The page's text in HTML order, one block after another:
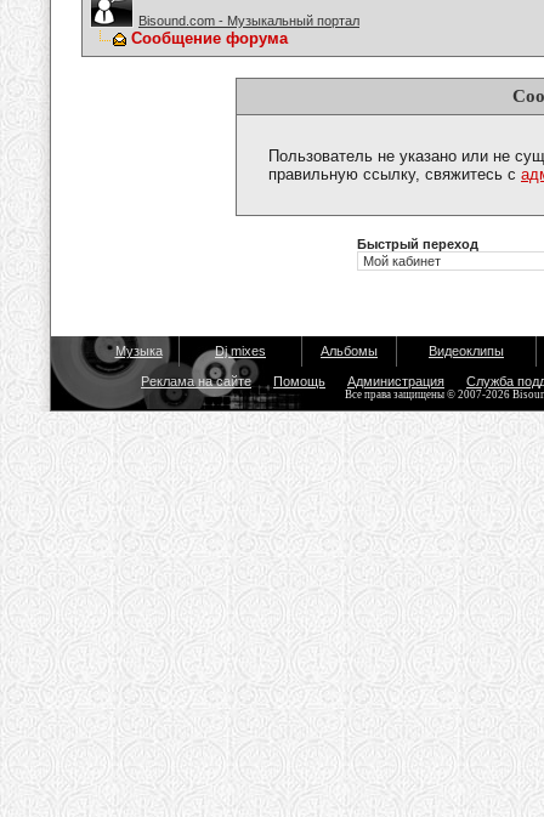
Bisound.com - Музыкальный портал
Сообщение форума
Пользователь не указано или не
правильную ссылку, свяжитесь с
Быстрый переход
Музыка Dj mixes Альбомы Видеоклипы
Реклама на сайте Помощь Администрация Служба
Все права защищены © 2007-2026